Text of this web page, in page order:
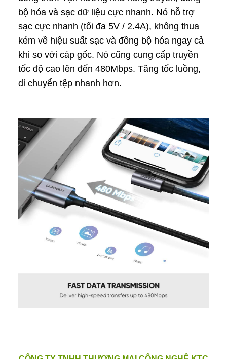
bộ hóa và sạc dữ liệu cực nhanh. Nó hỗ trợ
sạc cực nhanh (tối đa 5V / 2.4A), không thua
kém về hiệu suất sạc và đồng bộ hóa ngay cả
khi so với cáp gốc. Nó cũng cung cấp truyền
tốc độ cao lên đến 480Mbps. Tăng tốc luồng,
di chuyển tệp nhanh hơn.